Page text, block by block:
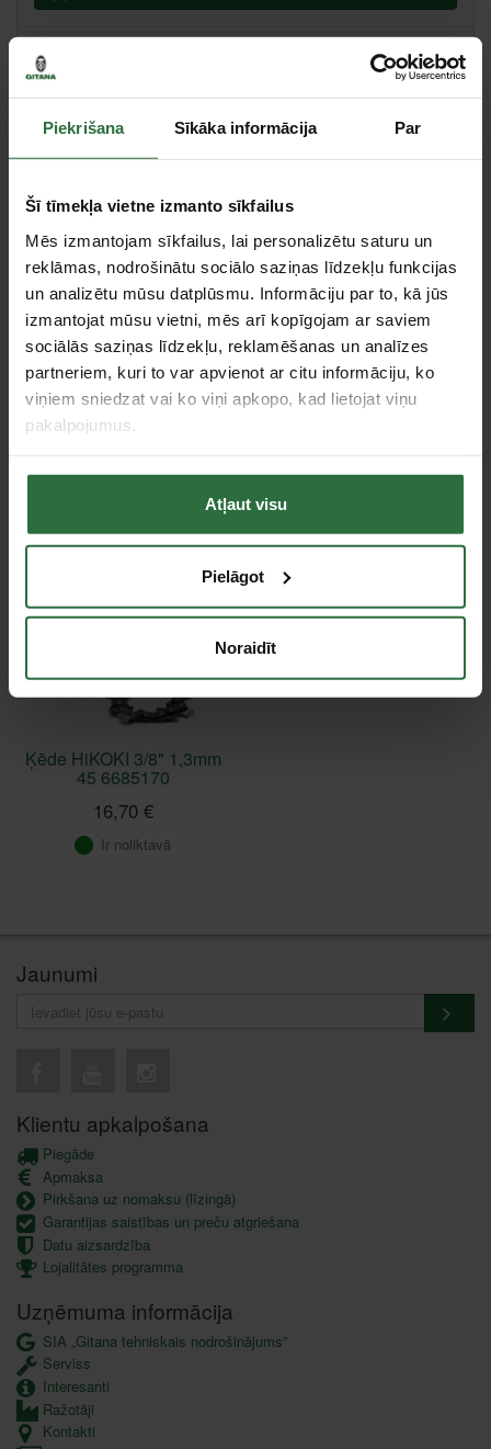
Piekrišana Sīkāka informācija Par
Šī tīmekļa vietne izmanto sīkfailus
Mēs izmantojam sīkfailus, lai personalizētu saturu un
reklāmas, nodrošinātu sociālo saziņas līdzekļu funkcijas
un analizētu mūsu datplūsmu. Informāciju par to, kā jūs
izmantojat mūsu vietni, mēs arī kopīgojam ar saviem
sociālās saziņas līdzekļu, reklamēšanas un analīzes
partneriem, kuri to var apvienot ar citu informāciju, ko
viņiem sniedzat vai ko viņi apkopo, kad lietojat viņu
pakalpojumus.
Atļaut visu
Pielāgot
Noraidīt
Citas noliktavas, (uzzināt vairāk šeit, )
Specifikācija
Tips Ķēde
Tie, kas apskatīja šo preci, tāpat interesējās par...
Failed to load product list.
Ķēde HiKOKI 3/8" 1,3mm
45 6685170
16,70 €
Ir noliktavā
Jaunumi
Klientu apkalpošana
Piegāde
Apmaksa
Pirkšana uz nomaksu (līzingā)
Garantijas saistības un preču atgriešana
Datu aizsardzība
Lojalitātes programma
Uzņēmuma informācija
SIA „Gitana tehniskais nodrošinājums”
Serviss
Interesanti
Ražotāji
Kontakti